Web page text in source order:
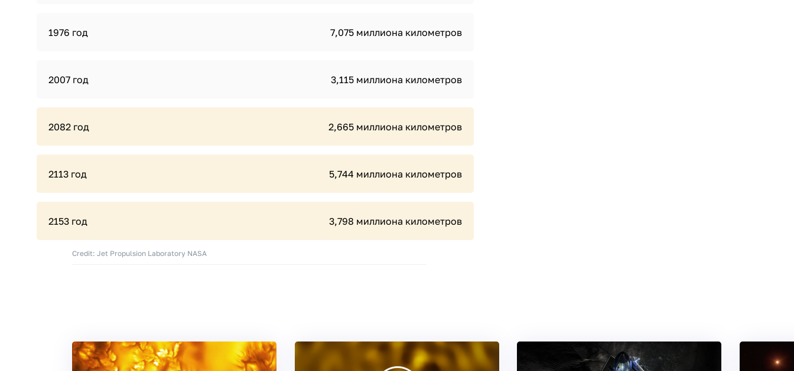
1976 год 7,075 миллиона километров
2007 год 3,115 миллиона километров
2082 год 2,665 миллиона километров
2113 год 5,744 миллиона километров
2153 год 3,798 миллиона километров
Credit: Jet Propulsion Laboratory NASA